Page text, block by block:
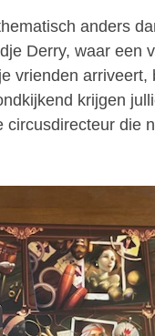
anders
Derry, waar een
vrienden arriveert,
krijgen
die